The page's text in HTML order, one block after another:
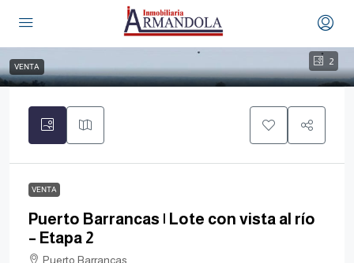
2
VENTA
VENTA
Puerto Barrancas | Lote con vista al río
– Etapa 2
Puerto Barrancas